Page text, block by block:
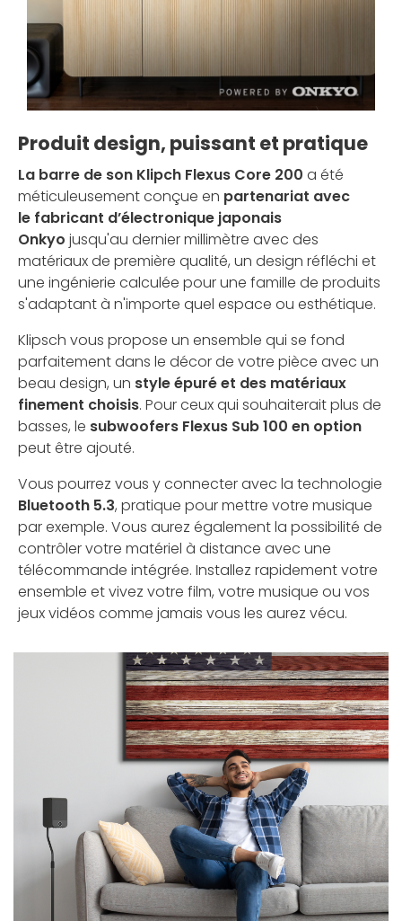
Produit design, puissant et pratique
La barre de son Klipch Flexus Core 200 a été
méticuleusement conçue en partenariat avec
le fabricant d’électronique japonais
Onkyo jusqu'au dernier millimètre avec des
matériaux de première qualité, un design réfléchi et
une ingénierie calculée pour une famille de produits
s'adaptant à n'importe quel espace ou esthétique.
Klipsch vous propose un ensemble qui se fond
parfaitement dans le décor de votre pièce avec un
beau design, un style épuré et des matériaux
finement choisis. Pour ceux qui souhaiterait plus de
basses, le subwoofers Flexus Sub 100 en option
peut être ajouté.
Vous pourrez vous y connecter avec la technologie
Bluetooth 5.3, pratique pour mettre votre musique
par exemple. Vous aurez également la possibilité de
contrôler votre matériel à distance avec une
télécommande intégrée. Installez rapidement votre
ensemble et vivez votre film, votre musique ou vos
jeux vidéos comme jamais vous les aurez vécu.